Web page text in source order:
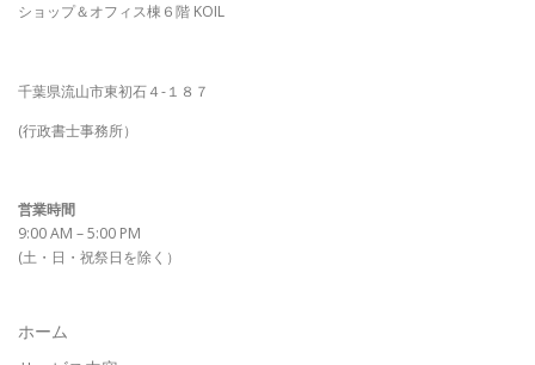
ショップ＆オフィス棟６階 KOIL
千葉県流山市東初石４-１８７
(行政書士事務所）
営業時間
9:00 AM – 5:00 PM
(土・日・祝祭日を除く）
ホーム